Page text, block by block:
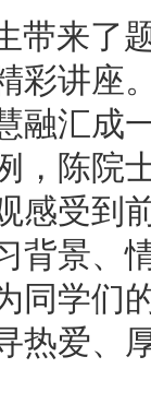
带来了
彩讲座
融汇成
，陈院
感受到
背景、
同学们
热爱、